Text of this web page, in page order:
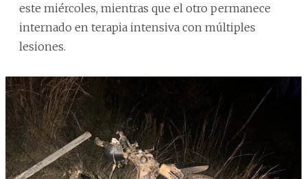
este miércoles, mientras que el otro permanece
internado en terapia intensiva con múltiples
lesiones.